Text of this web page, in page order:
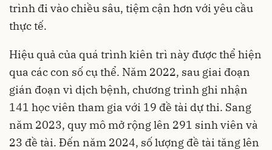
trình đi vào chiều sâu, tiệm cận hơn với yêu cầu
thực tế.
Hiệu quả của quá trình kiên trì này được thể hiện
qua các con số cụ thể. Năm 2022, sau giai đoạn
gián đoạn vì dịch bệnh, chương trình ghi nhận
141 học viên tham gia với 19 đề tài dự thi. Sang
năm 2023, quy mô mở rộng lên 291 sinh viên và
23 đề tài. Đến năm 2024, số lượng đề tài tăng lên